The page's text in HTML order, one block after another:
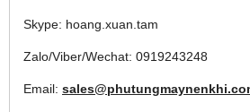
Skype: hoang.xuan.tam
Zalo/Viber/Wechat: 0919243248
Email: